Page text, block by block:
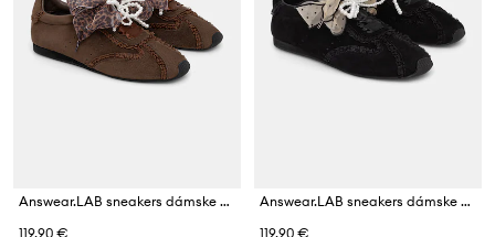
Answear.LAB sneakers dámske semišové
119,90 €
Answear.LAB sneakers dámske semišové
119,90 €